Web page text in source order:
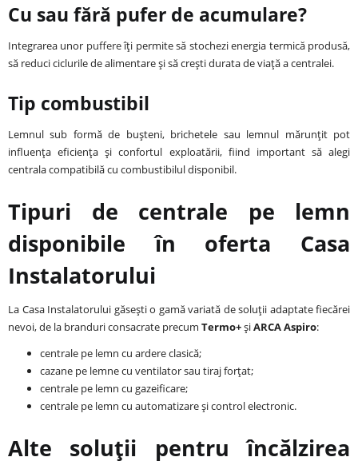
Cu sau fără pufer de acumulare?
Integrarea unor puffereîți permite să stochezi energia termică produsă,
să reduci ciclurile de alimentare și să crești durata de viață a centralei.
Tip combustibil
Lemnul sub formă de bușteni, brichetele sau lemnul mărunțit pot
influența eficiența și confortul exploatării, fiind important să alegi
centrala compatibilă cu combustibilul disponibil.
Tipuri de centrale pe lemn
disponibile în oferta Casa
Instalatorului
La Casa Instalatorului găsești o gamă variată de soluții adaptate fiecărei
nevoi, de la branduri consacrate precum Termo+șiARCA Aspiro:
centrale pe lemn cu ardere clasică;
cazane pe lemne cu ventilator sau tiraj forțat;
centrale pe lemn cu gazeificare;
centrale pe lemn cu automatizare și control electronic.
Alte soluții pentru încălzirea